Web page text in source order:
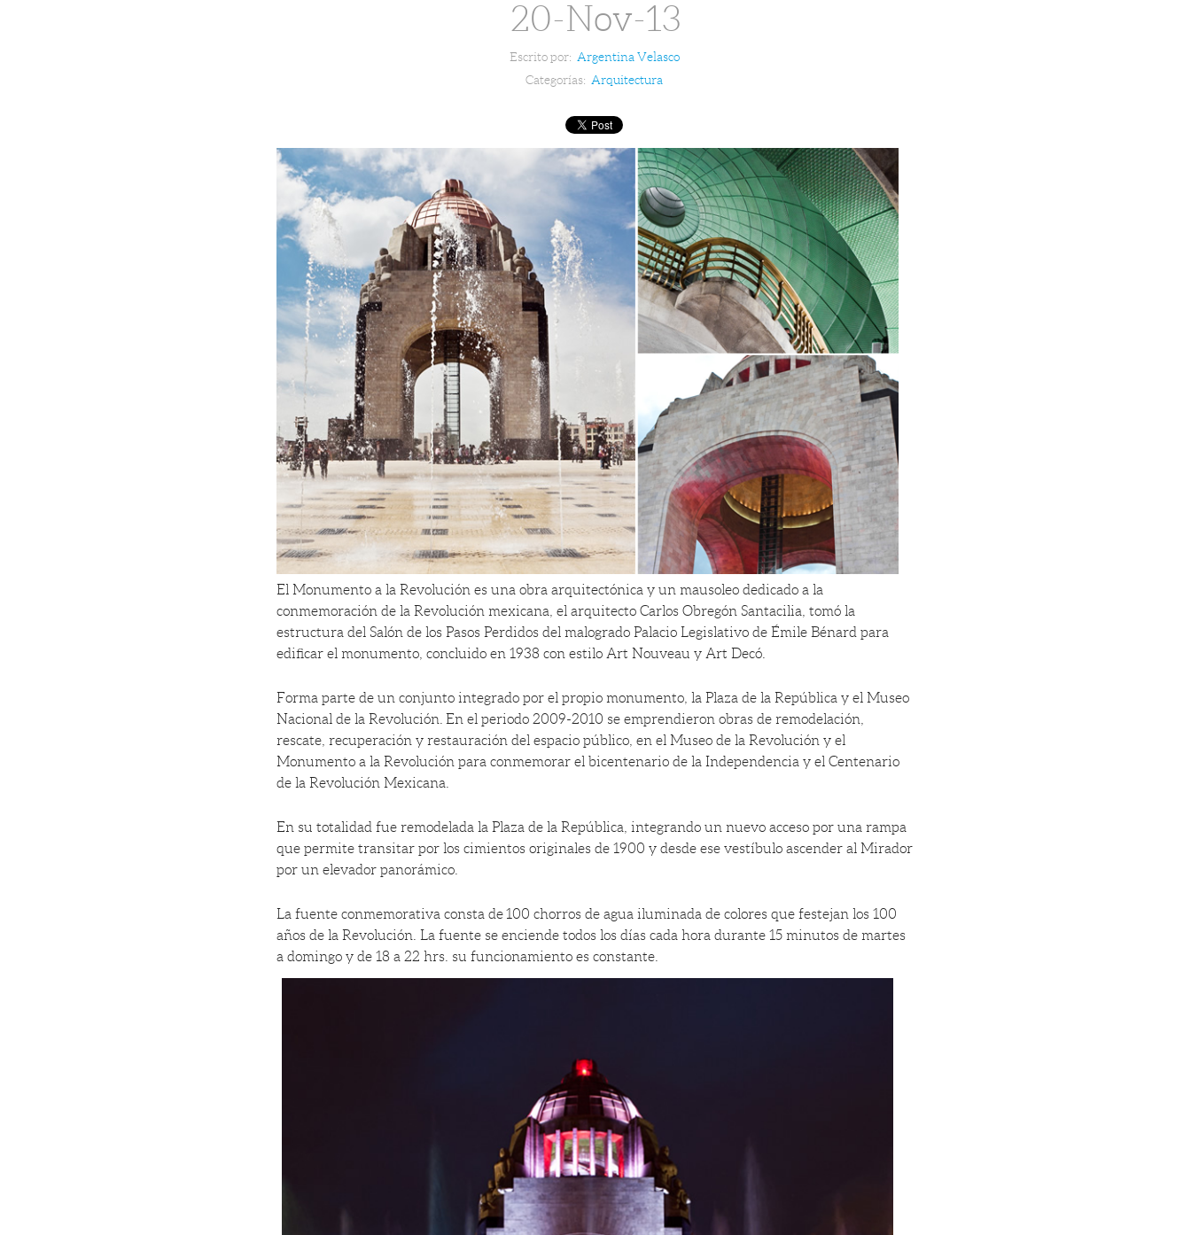
20-Nov-13
Escrito por: Argentina Velasco
Categorías: Arquitectura
El Monumento a la Revolución es una obra arquitectónica y un mausoleo dedicado a la
conmemoración de la Revolución mexicana, el arquitecto Carlos Obregón Santacilia, tomó la
estructura del Salón de los Pasos Perdidos del malogrado Palacio Legislativo de Émile Bénard para
edificar el monumento, concluido en 1938 con estilo Art Nouveau y Art Decó.
Forma parte de un conjunto integrado por el propio monumento, la Plaza de la República y el Museo
Nacional de la Revolución. En el periodo 2009-2010 se emprendieron obras de remodelación,
rescate, recuperación y restauración del espacio público, en el Museo de la Revolución y el
Monumento a la Revolución para conmemorar el bicentenario de la Independencia y el Centenario
de la Revolución Mexicana.
En su totalidad fue remodelada la Plaza de la República, integrando un nuevo acceso por una rampa
que permite transitar por los cimientos originales de 1900 y desde ese vestíbulo ascender al Mirador
por un elevador panorámico.
La fuente conmemorativa consta de 100 chorros de agua iluminada de colores que festejan los 100
años de la Revolución. La fuente se enciende todos los días cada hora durante 15 minutos de martes
a domingo y de 18 a 22 hrs. su funcionamiento es constante.